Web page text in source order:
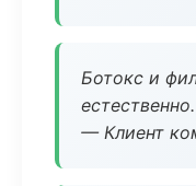
Ботокс и
— Клиент